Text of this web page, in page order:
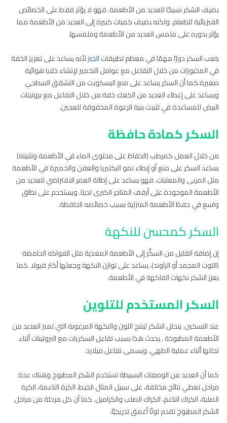
يضيف السُكر نسيجًا للعديد من الأطعمة. فهو لا يؤثر فقط على الخصائص
الفيزيائية للطعام. ولكنه يضيف كميات كبيرة إلى العديد من الأطعمة مما
يؤثر بدوره على ملمس العديد من الأطعمة وملمسها.
يلعب السكر دورًا مهمًا في معظم تطبيقاتالخبزلأنه يساعد على تعزيز الخفة
في المخبوزات من خلال التفاعل مع عوامل التخمير لإنشاء خلايا هوائية
صغيرة.كما أن السكر يساعد على منع البسكويت من التشقق السطحي
ويساعد على إعطاء العديد من الكعك خفة من خلال التفاعل مع بروتينات
البيض للمساعدة في تثبيت بنية الرغوة المخفوقة للعجين.
السكر كمادة حافظة
من خلال العمل كمرطب (الحفاظ على محتوى الماء في الأطعمة وتثبيته)
يساعد السكر على منع أو إبطاء نمو البكتيريا والعفن والخميرة في الأطعمة
مثل المربى والمعلبات. فهو يساعد على إطالة العمر الافتراضي للعديد من
الأطعمة الموجودة على أرفف المتاجر الكبرى لدينا. ويستخدم على نطاق
واسع في حفظ الأطعمة المنزلية بسبب خصائصه الحافظة.
السكر كمحسن للنكهة
إن إضافة القليل من السكَّر إلى الأطعمة المغذية مثل الفواكه الحامضة
(التوت المجمد أو الراوند)، يساعد على توازن النكهة وجعلها أكثر قبولا. كما
يعزز السُكر نكهات الفاكهة في الأطعمة.
السكر المستخدم للتلوين
عند التسخين. يتحلل السُكر لينتج اللون والنكهة المرغوبة التي تميز العديد من
الأطعمة المطبوخة . يحدث هذا بسبب تفاعل السكريات مع البروتينات أثناء
تحللها أثناء عملية الطهي. ويسمى تفاعل ميلارد.
كما أن العديد من الوصفات البسيطة تستخدم السُكر المطبوخ وهناك عدة
مراحل تعطي نتائج مختلفة، على سبيل المثال الخيط، الكرة الناعمة، الكرة
الصلبة، الكراك الناعم، الكراك الصلب والكراميل. كما أن كل مرحلة من مراحل
السُكر المطبوخ تقدم لونًا أغمق تدريجيًا.